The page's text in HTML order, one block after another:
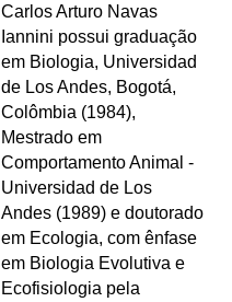
Carlos Arturo Navas
Iannini possui graduação
em Biologia, Universidad
de Los Andes, Bogotá,
Colômbia (1984),
Mestrado em
Comportamento Animal -
Universidad de Los
Andes (1989) e doutorado
em Ecologia, com ênfase
em Biologia Evolutiva e
Ecofisiologia pela